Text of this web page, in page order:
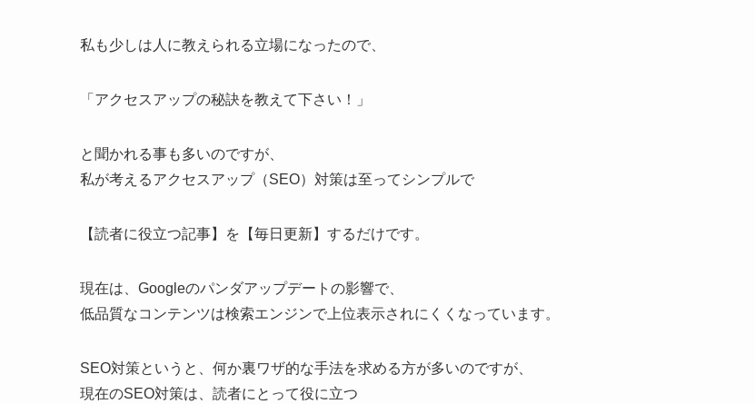
私も少しは人に教えられる立場になったので、
「アクセスアップの秘訣を教えて下さい！」
と聞かれる事も多いのですが、
私が考えるアクセスアップ（SEO）対策は至ってシンプルで
【読者に役立つ記事】を【毎日更新】するだけです。
現在は、Googleのパンダアップデートの影響で、
低品質なコンテンツは検索エンジンで上位表示されにくくなっています。
SEO対策というと、何か裏ワザ的な手法を求める方が多いのですが、
現在のSEO対策は、読者にとって役に立つ